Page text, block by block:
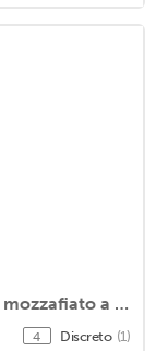
Meraviglioso appartamento con vista mozzafiato a 2 passi dalla città
4 Discreto (1)